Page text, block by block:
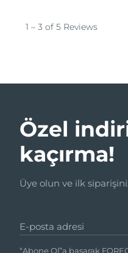
Özel
kaçırma!
Üye olun ve ilk
E-posta adresi
“Abone Ol”a basarak